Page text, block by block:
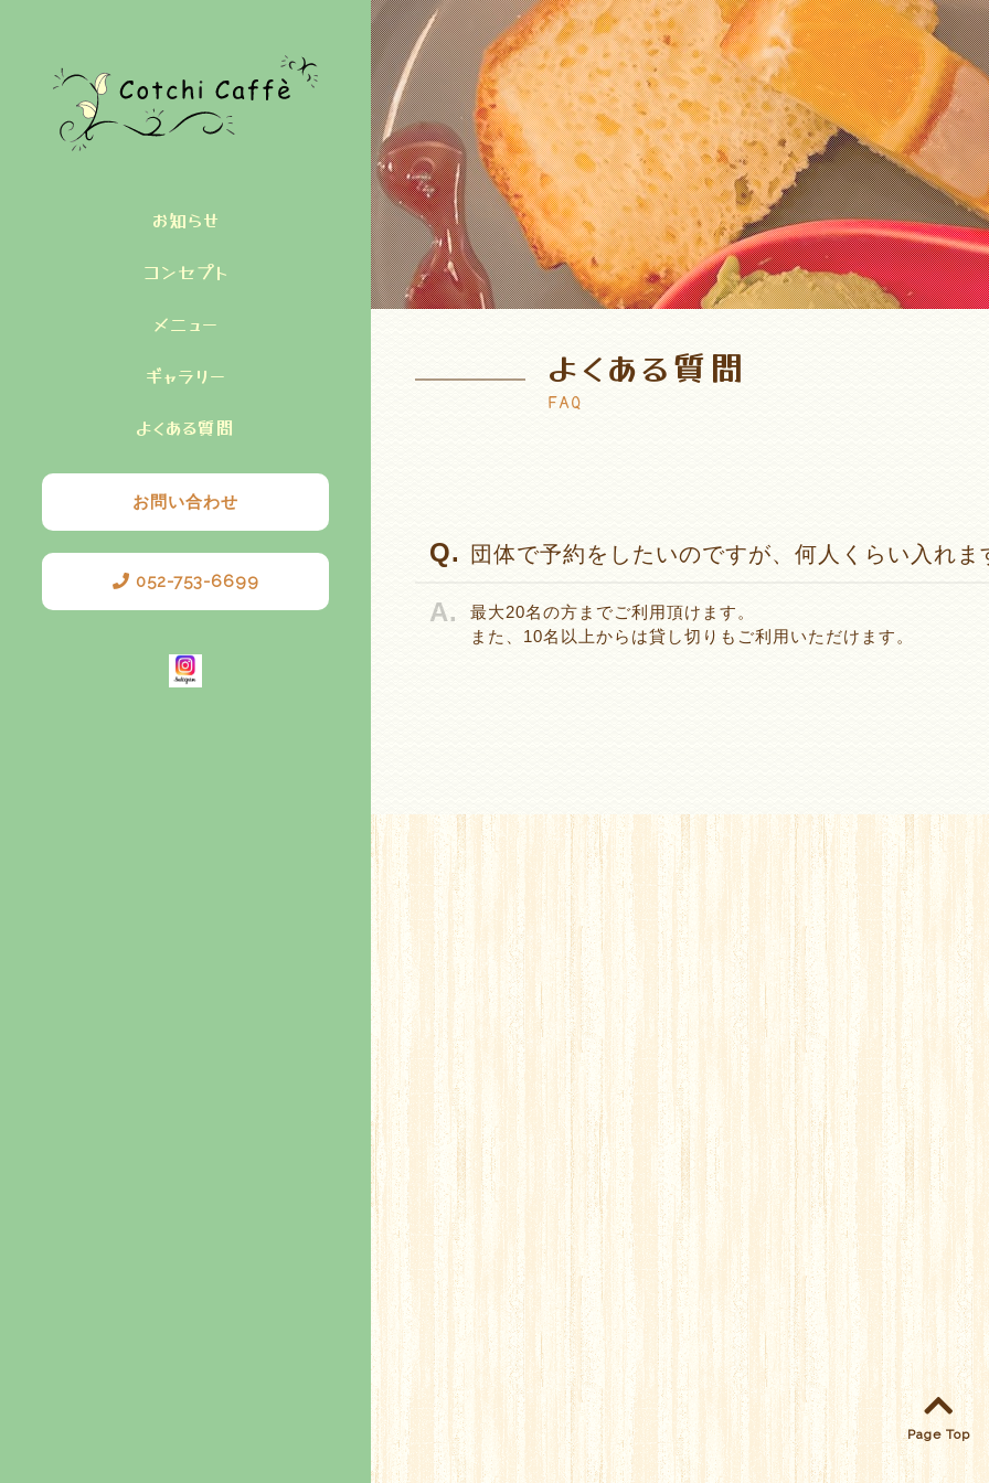
お知らせ
コンセプト
メニュー
ギャラリー
よくある質問
お問い合わせ
052-753-6699
よくある質問
FAQ
団体で予約をしたいのですが、何人くらい入れま
最大20名の方までご利用頂けます。
また、10名以上からは貸し切りもご利用いただけます。
Page Top